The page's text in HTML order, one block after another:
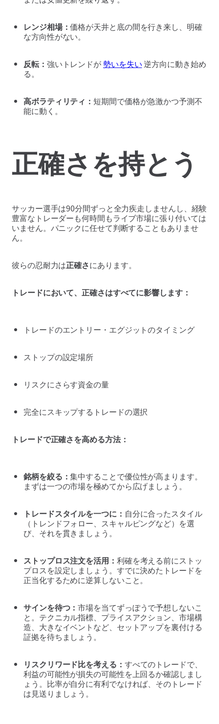
レンジ相場：価格が天井と底の間を行き来し、明確
な方向性がない。
反転： 強いトレンドが勢いを失い逆方向に動き始め
る。
高ボラティリティ：短期間で価格が急激かつ予測不
能に動く。
正確さを持とう
サッカー選手は90分間ずっと全力疾走しませんし、経験
豊富なトレーダーも何時間もライブ市場に張り付いては
いません。パニックに任せて判断することもありませ
ん。
彼らの忍耐力は正確さにあります。
トレードにおいて、正確さはすべてに影響します：
トレードのエントリー・エグジットのタイミング
ストップの設定場所
リスクにさらす資金の量
完全にスキップするトレードの選択
トレードで正確さを高める方法：
銘柄を絞る：集中することで優位性が高まります。
まずは一つの市場を極めてから広げましょう。
トレードスタイルを一つに： 自分に合ったスタイル
（トレンドフォロー、スキャルピングなど）を選
び、それを貫きましょう。
ストップロス注文を活用： 利確を考える前にストッ
プロスを設定しましょう。すでに決めたトレードを
正当化するために逆算しないこと。
サインを待つ：市場を当てずっぽうで予想しないこ
と。テクニカル指標、プライスアクション、市場構
造、大きなイベントなど、セットアップを裏付ける
証拠を待ちましょう。
リスクリワード比を考える： すべてのトレードで、
利益の可能性が損失の可能性を上回るか確認しまし
ょう。比率が自分に有利でなければ、そのトレード
は見送りましょう。